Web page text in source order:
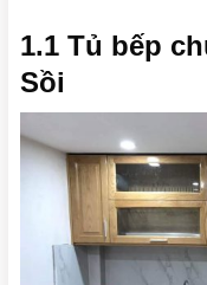
1.1 Tủ bếp
Sồi